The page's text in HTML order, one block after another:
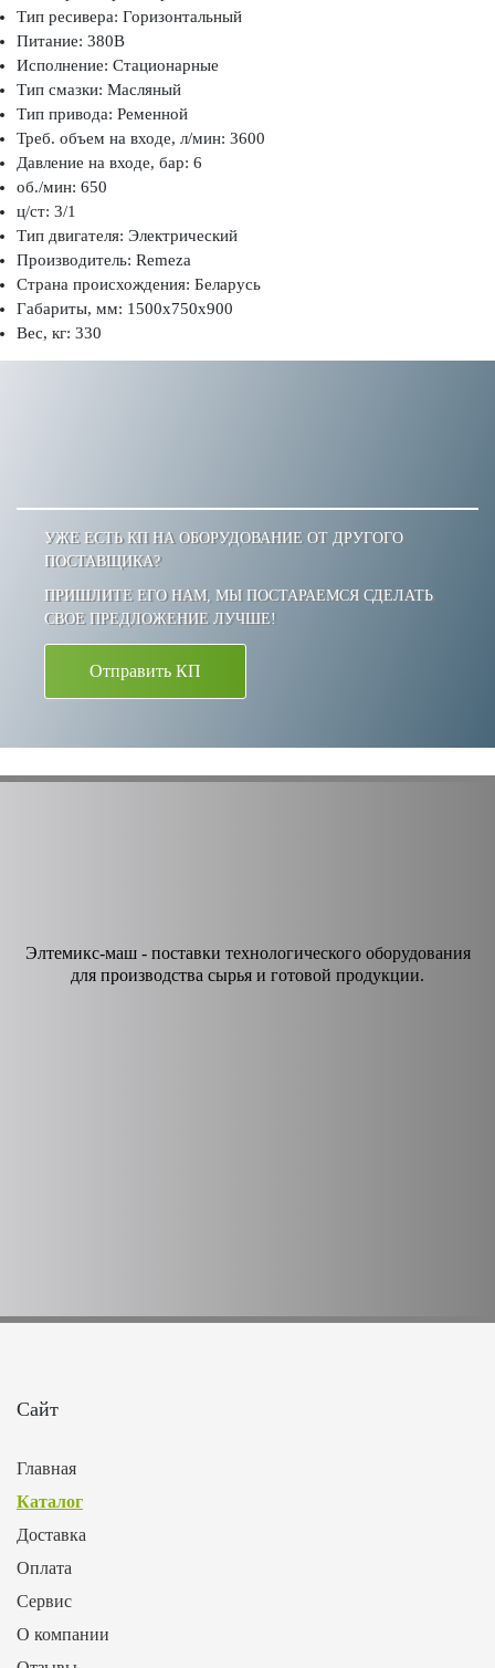
УЖЕ ЕСТЬ КП НА ОБОРУДОВАНИЕ ОТ ДРУГОГО
ПОСТАВЩИКА?
ПРИШЛИТЕ ЕГО НАМ, МЫ ПОСТАРАЕМСЯ СДЕЛАТЬ
СВОЕ ПРЕДЛОЖЕНИЕ ЛУЧШЕ!
Отправить КП
Тип ресивера: Горизонтальный
Питание: 380В
Исполнение: Стационарные
Тип смазки: Масляный
Тип привода: Ременной
Треб. объем на входе, л/мин: 3600
Давление на входе, бар: 6
об./мин: 650
ц/ст: 3/1
Тип двигателя: Электрический
Производитель: Remeza
Страна происхождения: Беларусь
Габариты, мм: 1500x750x900
Вес, кг: 330
Элтемикс-маш - поставки технологического оборудования
для производства сырья и готовой продукции.
Сайт
Главная
Каталог
Доставка
Оплата
Сервис
О компании